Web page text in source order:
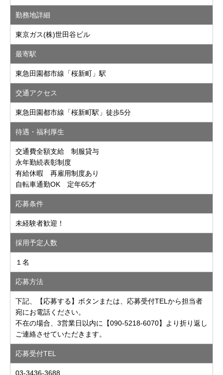
勤務地詳細
東京ガス(株)世田谷ビル
最寄駅
東急田園都市線「桜新町」駅
交通アクセス
東急田園都市線「桜新町駅」徒歩5分
待遇・福利厚生
交通費全額支給 制服貸与
永年勤続表彰制度
有給休暇 再雇用制度あり
自転車通勤OK 定年65才
応募条件
未経験者歓迎！
採用予定人数
１名
応募方法
下記、【応募する】ボタンまたは、応募受付TELから担当者
宛にお電話ください。
不在の場合、3営業日以内に【090-5218-6070】より折り返し
ご連絡させていただきます。
応募受付TEL
03-3436-3688